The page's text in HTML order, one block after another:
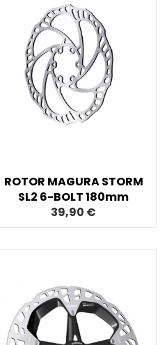
ROTOR MAGURA STORM
SL2 6-BOLT 180mm
39,90 €